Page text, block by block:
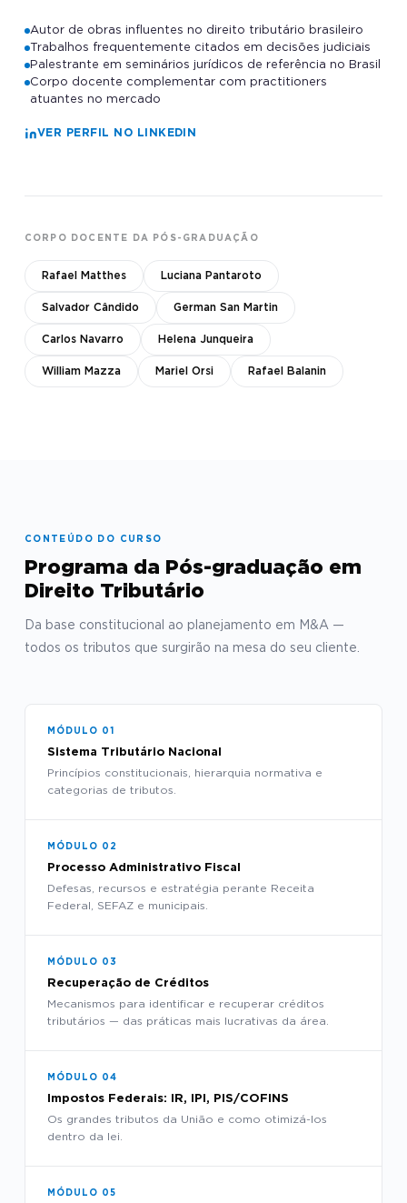
Autor de obras influentes no direito tributário brasileiro
Trabalhos frequentemente citados em decisões judiciais
Palestrante em seminários jurídicos de referência no Brasil
Corpo docente complementar com practitioners
atuantes no mercado
VER PERFIL NO LINKEDIN
CORPO DOCENTE DA PÓS-GRADUAÇÃO
Rafael Matthes Luciana Pantaroto
Salvador Cândido German San Martin
Carlos Navarro Helena Junqueira
William Mazza Mariel Orsi Rafael Balanin
CONTEÚDO DO CURSO
Programa da Pós-graduação em
Direito Tributário
Da base constitucional ao planejamento em M&A —
todos os tributos que surgirão na mesa do seu cliente.
MÓDULO 01
Sistema Tributário Nacional
Princípios constitucionais, hierarquia normativa e
categorias de tributos.
MÓDULO 02
Processo Administrativo Fiscal
Defesas, recursos e estratégia perante Receita
Federal, SEFAZ e municipais.
MÓDULO 03
Recuperação de Créditos
Mecanismos para identificar e recuperar créditos
tributários — das práticas mais lucrativas da área.
MÓDULO 04
Impostos Federais: IR, IPI, PIS/COFINS
Os grandes tributos da União e como otimizá-los
dentro da lei.
MÓDULO 05